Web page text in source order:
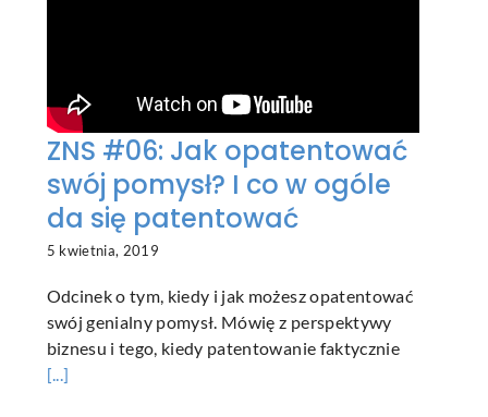
ZNS #06: Jak opatentować
swój pomysł? I co w ogóle
da się patentować
5 kwietnia, 2019
Odcinek o tym, kiedy i jak możesz opatentować
swój genialny pomysł. Mówię z perspektywy
biznesu i tego, kiedy patentowanie faktycznie
[...]